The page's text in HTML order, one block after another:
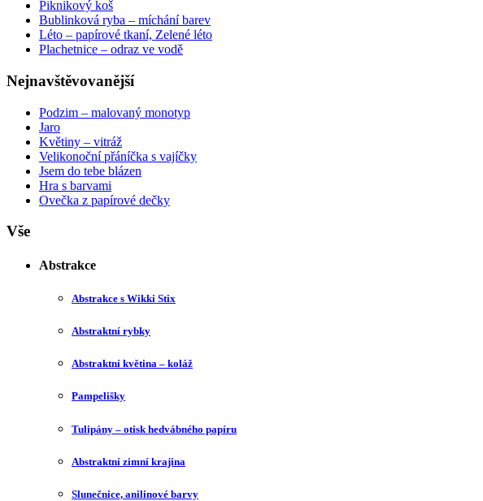
Piknikový koš
Bublinková ryba – míchání barev
Léto – papírové tkaní, Zelené léto
Plachetnice – odraz ve vodě
Nejnavštěvovanější
Podzim – malovaný monotyp
Jaro
Květiny – vitráž
Velikonoční přáníčka s vajíčky
Jsem do tebe blázen
Hra s barvami
Ovečka z papírové dečky
Vše
Abstrakce
Abstrakce s Wikki Stix
Abstraktní rybky
Abstraktní květina – koláž
Pampelišky
Tulipány – otisk hedvábného papíru
Abstraktní zimní krajina
Slunečnice, anilinové barvy